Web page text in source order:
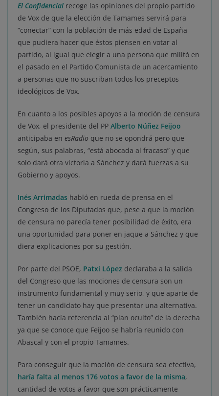
El Confidencial recoge las opiniones del propio partido
de Vox de que la elección de Tamames servirá para
“conectar” con la población de más edad de España
que pudiera hacer que éstos piensen en votar al
partido, al igual que elegir a una persona que militó en
el pasado en el Partido Comunista de un acercamiento
a personas que no suscriban todos los preceptos
ideológicos de Vox.
En cuanto a los posibles apoyos a la moción de censura
de Vox, el presidente del PP Alberto Núñez Feijoo
anticipaba en esRadio que no se opondrá pero que
según, sus palabras, “está abocada al fracaso” y que
solo dará otra victoria a Sánchez y dará fuerzas a su
Gobierno y apoyos.
Inés Arrimadas habló en rueda de prensa en el
Congreso de los Diputados que, pese a que la moción
de censura no parecía tener posibilidad de éxito, era
una oportunidad para poner en jaque a Sánchez y que
diera explicaciones por su gestión.
Por parte del PSOE, Patxi López declaraba a la salida
del Congreso que las mociones de censura son un
instrumento fundamental y muy serio, y que aparte de
tener un candidato hay que presentar una alternativa.
También hacía referencia al “plan oculto” de la derecha
ya que se conoce que Feijoo se habría reunido con
Abascal y con el propio Tamames.
Para conseguir que la moción de censura sea efectiva,
haría falta al menos 176 votos a favor de la misma,
cantidad de votos a favor que son prácticamente